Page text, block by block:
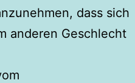
dass sich
anderen Geschlecht